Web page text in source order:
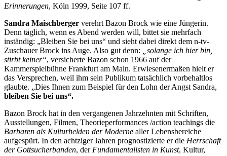
Erinnerungen, Köln 1999, Seite 107 ff.
Sandra Maischberger verehrt Bazon Brock wie eine Jüngerin.
Denn täglich, wenn es Abend werden will, bittet sie mehrfach
inständig: „Bleiben Sie bei uns“ und sieht dabei direkt dem n-tv-
Zuschauer Brock ins Auge. Also gut denn:
„solange ich hier bin,
stirbt keiner“, versicherte Bazon schon 1966 auf der
Kammerspielbühne Frankfurt am Main. Erwiesenermaßen hielt er
das Versprechen, weil ihm sein Publikum tatsächlich vorbehaltlos
glaubte. „Dies Ihnen zum Beispiel für den Lohn der Angst Sandra,
bleiben Sie bei uns“.
Bazon Brock hat in den vergangenen Jahrzehnten mit Schriften,
Ausstellungen, Filmen, Theorieperformances /action teachings die
Barbaren als Kulturhelden der Moderne aller Lebensbereiche
aufgespürt. In den achtziger Jahren prognostizierte er die Herrschaft
der Gottsucherbanden, der Fundamentalisten in Kunst, Kultur,